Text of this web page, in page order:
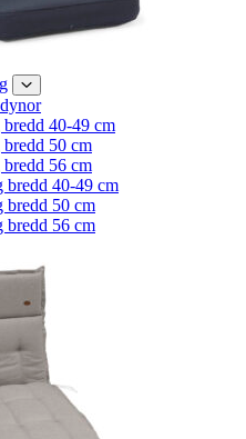
40-49 cm
50 cm
56 cm
bredd 40-49 cm
bredd 50 cm
bredd 56 cm